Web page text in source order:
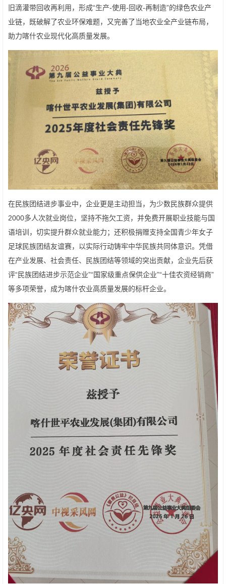
旧滴灌带回收再利用，形成“生产-使用-回收-再制造”的绿色农业产
业链，既破解了农业环保难题，又完善了当地农业全产业链布局，
助力喀什农业现代化高质量发展。
在民族团结进步事业中，企业更是主动担当，为少数民族群众提供
2000多人次就业岗位，坚持不拖欠工资，并免费开展职业技能与国
语培训，切实提升群众就业能力；还积极捐赠支持全国青少年女子
足球民族团结友谊赛，以实际行动铸牢中华民族共同体意识。凭借
在产业发展、社会责任、民族团结等领域的突出贡献，企业先后获
评“民族团结进步示范企业”“国家级重点保供企业”“十佳农资经销商”
等多项荣誉，成为喀什农业高质量发展的标杆企业。